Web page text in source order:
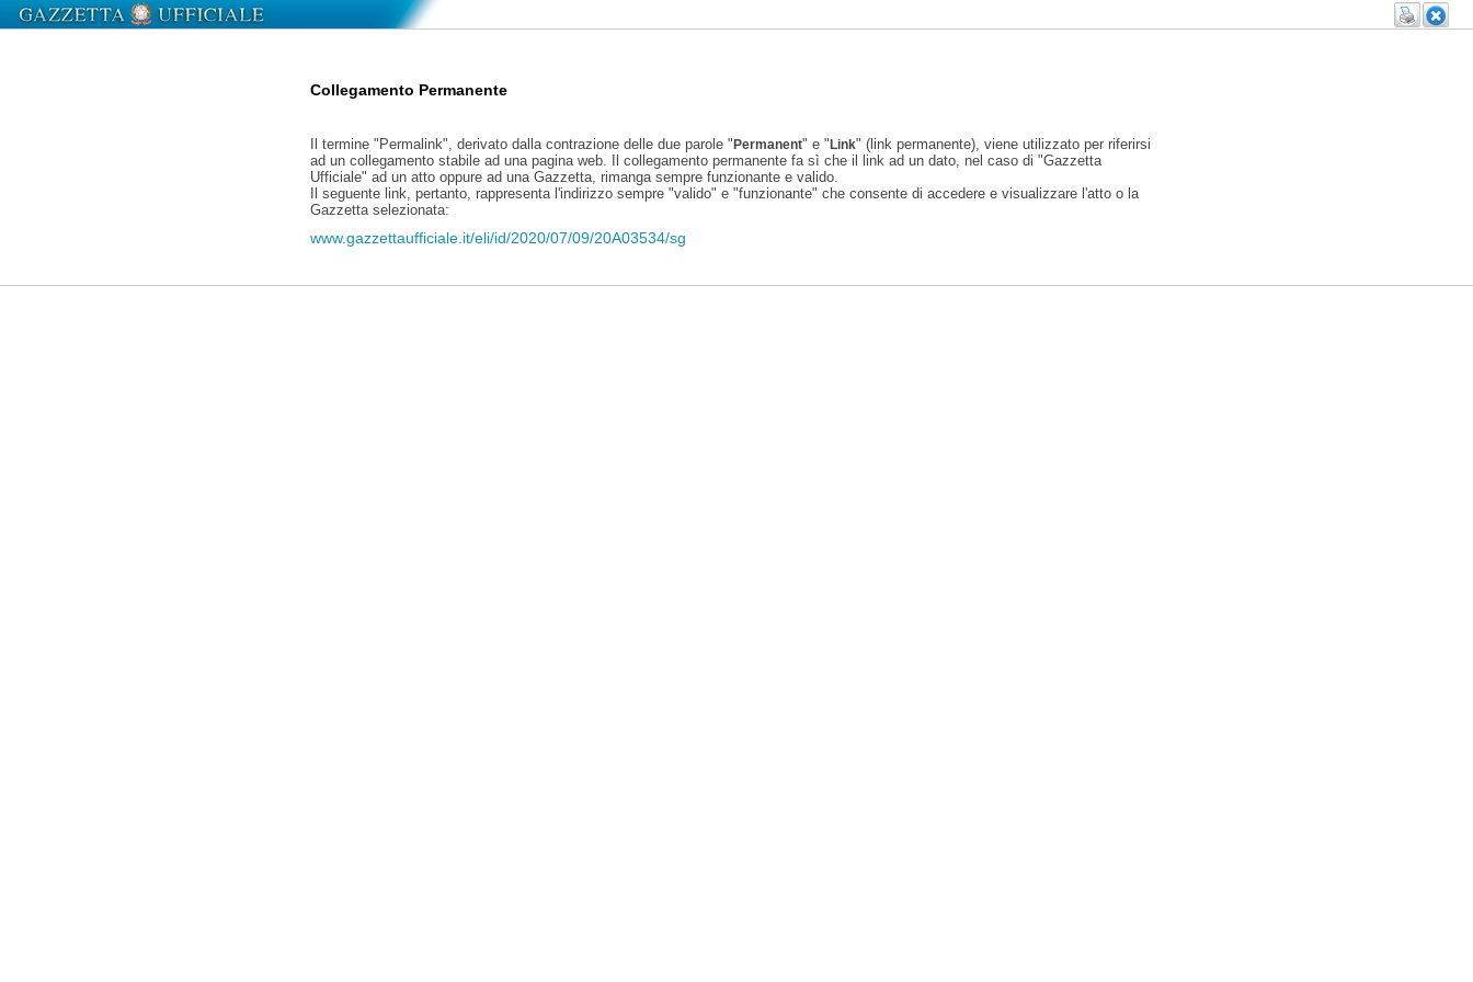
Collegamento Permanente
Il termine "Permalink", derivato dalla contrazione delle due parole "Permanent" e "Link" (link permanente), viene utilizzato per riferirsi
ad un collegamento stabile ad una pagina web. Il collegamento permanente fa sì che il link ad un dato, nel caso di "Gazzetta
Ufficiale" ad un atto oppure ad una Gazzetta, rimanga sempre funzionante e valido.
Il seguente link, pertanto, rappresenta l'indirizzo sempre "valido" e "funzionante" che consente di accedere e visualizzare l'atto o la
Gazzetta selezionata:
www.gazzettaufficiale.it/eli/id/2020/07/09/20A03534/sg